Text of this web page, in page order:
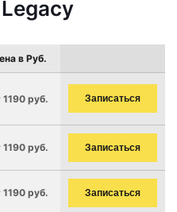
в Руб.
1190 руб. Записаться
1190 руб. Записаться
1190 руб. Записаться